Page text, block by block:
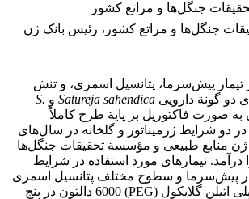
جنگل‌ها و مراتع کشور
جنگل‌ها و مراتع کشور، رئیس بانک ژن
تیمار پیش‌سرما، پتانسیل اسمزی، و تنش
گونة دارویی Satureja sahendica و S.
به صورت فاکتوریل بر پایة طرح کاملاً
دو شرایط ژرمیناتور و گلخانه در سال‌های
در بانک ژن منابع طبیعی و مؤسسة تحقیقات جنگل‌ها
درآمد. تیمارهای مورد استفاده در شرایط
پیش‌سرما و سطوح مختلف پتانسیل اسمزی
ناشی از غلظت‌‌های پلی‌ اتیلن گلایکول (PEG) 6000 دالتون در پنج